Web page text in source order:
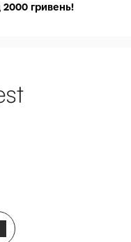
2000 гривень!